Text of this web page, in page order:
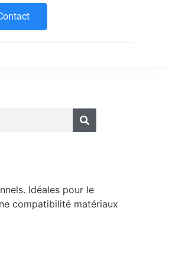
Idéales pour le
compatibilité matériaux